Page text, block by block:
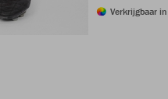
Verkrijgbaar